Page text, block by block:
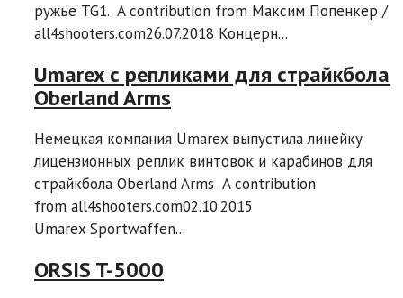
ружье TG1. A contribution from Максим Попенкер /
all4shooters.com26.07.2018 Концерн...
Umarex с репликами для страйкбола
Oberland Arms
Немецкая компания Umarex выпустила линейку
лицензионных реплик винтовок и карабинов для
страйкбола Oberland Arms A contribution
from all4shooters.com02.10.2015
Umarex Sportwaffen...
ORSIS T-5000